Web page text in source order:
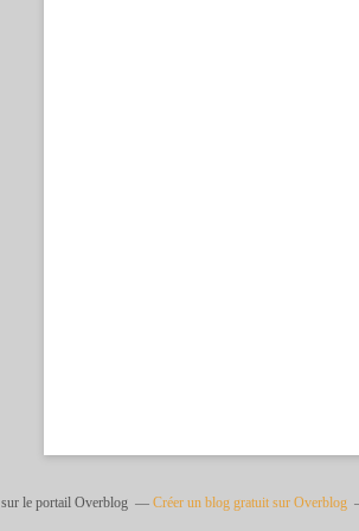
sur le portail Overblog Créer un blog gratuit sur Overblog